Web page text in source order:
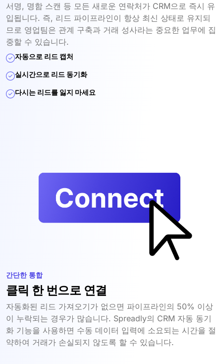
서명, 명함 스캔 등 모든 새로운 연락처가 CRM으로 즉시 유
입됩니다. 즉, 리드 파이프라인이 항상 최신 상태로 유지되
므로 영업팀은 관계 구축과 거래 성사라는 중요한 업무에 집
중할 수 있습니다.
자동으로 리드 캡처
실시간으로 리드 동기화
다시는 리드를 잃지 마세요
간단한 통합
클릭 한 번으로 연결
자동화된 리드 가져오기가 없으면 파이프라인의 50% 이상
이 누락되는 경우가 많습니다. Spreadly의 CRM 자동 동기
화 기능을 사용하면 수동 데이터 입력에 소요되는 시간을 절
약하여 거래가 손실되지 않도록 할 수 있습니다.